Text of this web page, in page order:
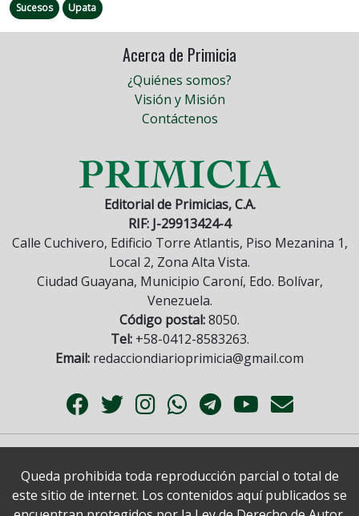
Sucesos
Upata
Acerca de Primicia
¿Quiénes somos?
Visión y Misión
Contáctenos
Editorial de Primicias, C.A.
RIF: J-29913424-4
Calle Cuchivero, Edificio Torre Atlantis, Piso Mezanina 1,
Local 2, Zona Alta Vista.
Ciudad Guayana, Municipio Caroní, Edo. Bolívar,
Venezuela.
Código postal:8050.
Tel:+58-0412-8583263.
Email: redacciondiarioprimicia@gmail.com
Queda prohibida toda reproducción parcial o total de
este sitio de internet. Los contenidos aquí publicados se